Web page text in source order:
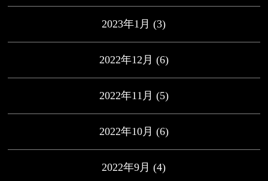
2023年1月 (3)
2022年12月 (6)
2022年11月 (5)
2022年10月 (6)
2022年9月 (4)